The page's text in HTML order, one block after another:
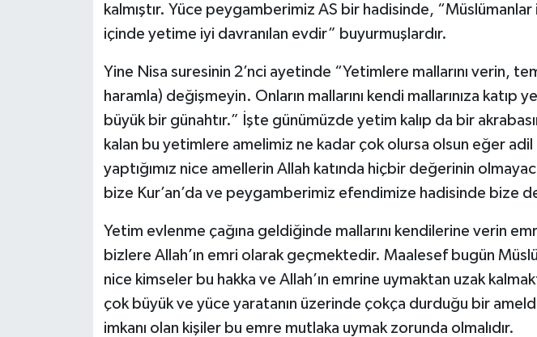
kalmıştır. Yüce peygamberimiz AS bir hadisinde, “Müslümanlar
içinde yetime iyi davranılan evdir” buyurmuşlardır.
Yine Nisa suresinin 2’nci ayetinde “Yetimlere mallarını verin,
haramla) değişmeyin. Onların mallarını kendi mallarınıza katıp
büyük bir günahtır.” İşte günümüzde yetim kalıp da bir
kalan bu yetimlere amelimiz ne kadar çok olursa olsun eğer adil
yaptığımız nice amellerin Allah katında hiçbir değerinin
bize Kur’an’da ve peygamberimiz efendimize hadisinde bize
Yetim evlenme çağına geldiğinde mallarını kendilerine verin
bizlere Allah’ın emri olarak geçmektedir. Maalesef bugün
nice kimseler bu hakka ve Allah’ın emrine uymaktan uzak
çok büyük ve yüce yaratanın üzerinde çokça durduğu bir
imkanı olan kişiler bu emre mutlaka uymak zorunda olmalıdır.